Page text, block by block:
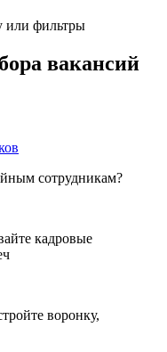
или фильтры
вакансий
сотрудникам?
кадровые
воронку,